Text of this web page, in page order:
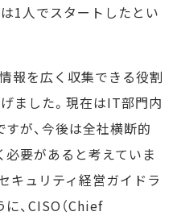
1人でスタートしたとい
報を広く収集できる役割
ました。現在はIT部門内
が、今後は全社横断的
要があると考えていま
キュリティ経営ガイドラ
、CISO（Chief